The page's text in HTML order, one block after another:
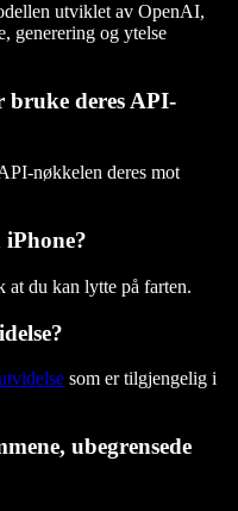
utviklet av OpenAI,
generering og ytelse
deres API-
nøkkelen deres mot
at du kan lytte på farten.
som er tilgjengelig i
ubegrensede